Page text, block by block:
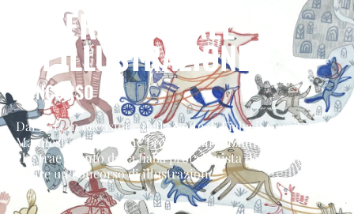
INTERNAZIONALE
DI ILLUSTRAZIONE
CONCORSO
Dal 2014 in occasione della Notte di Fiaba il Comitato
Manifestazioni Rivane propone un’iniziativa culturale
che trae spunto dalla fiaba protagonista dell’evento per
indire un concorso di illustrazione.